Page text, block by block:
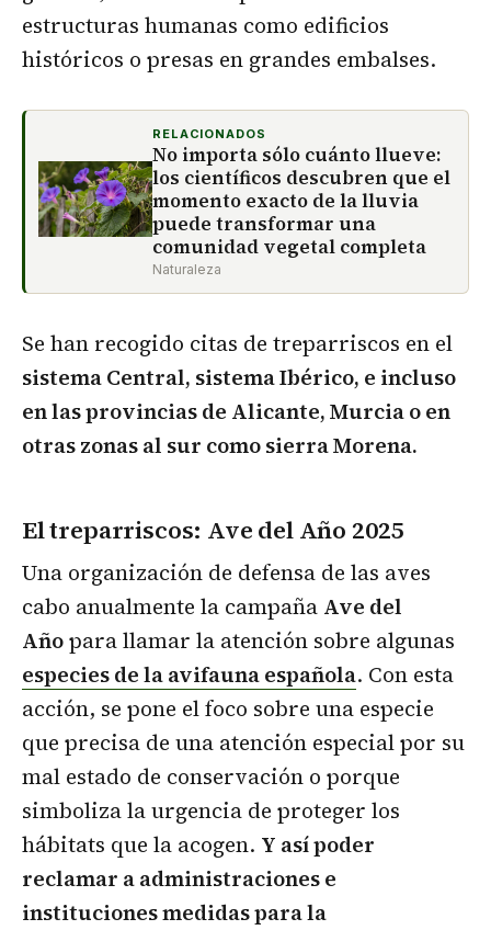
estructuras humanas como edificios
históricos o presas en grandes embalses.
RELACIONADOS
No importa sólo cuánto llueve:
los científicos descubren que el
momento exacto de la lluvia
puede transformar una
comunidad vegetal completa
Naturaleza
Se han recogido citas de treparriscos en el
sistema Central, sistema Ibérico, e incluso
en las provincias de Alicante, Murcia o en
otras zonas al sur como sierra Morena.
El treparriscos: Ave del Año 2025
Una organización de defensa de las aves
cabo anualmente la campaña Ave del
Añopara llamar la atención sobre algunas
especies de la avifauna española. Con esta
acción, se pone el foco sobre una especie
que precisa de una atención especial por su
mal estado de conservación o porque
simboliza la urgencia de proteger los
hábitats que la acogen. Y así poder
reclamar a administraciones e
instituciones medidas para la